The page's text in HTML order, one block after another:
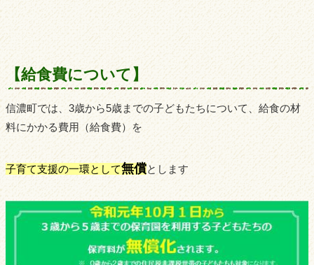
【給食費について】
信濃町では、3歳から5歳までの子どもたちについて、給食の材
料にかかる費用（給食費）を
子育て支援の一環として無償とします